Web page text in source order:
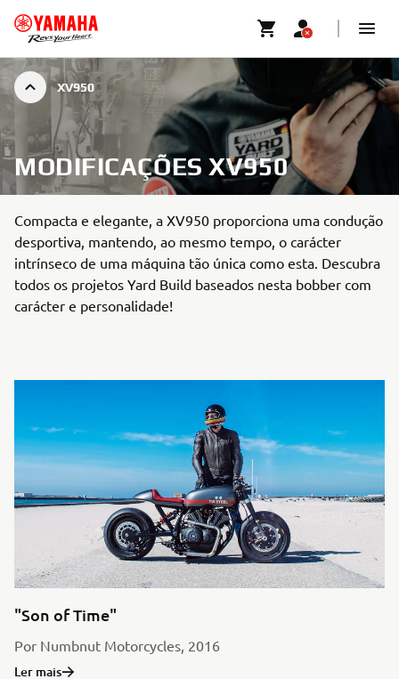
XV950
MODIFICAÇÕES XV950
Compacta e elegante, a XV950 proporciona uma condução
desportiva, mantendo, ao mesmo tempo, o carácter
intrínseco de uma máquina tão única como esta. Descubra
todos os projetos Yard Build baseados nesta bobber com
carácter e personalidade!
"Son of Time"
Por Numbnut Motorcycles, 2016
Ler mais